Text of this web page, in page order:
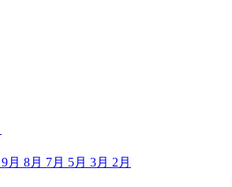
9月 8月 7月 5月 3月 2月